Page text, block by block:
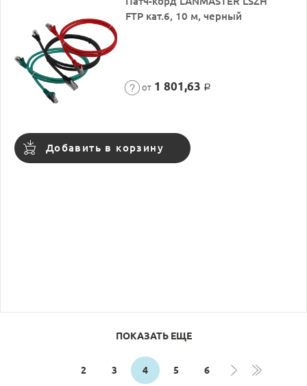
FTP кат.6, 10 м, черный
от 1 801,63 Р
Добавить в корзину
ПОКАЗАТЬ ЕЩЕ
2 3 4 5 6